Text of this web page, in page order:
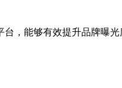
，能够有效提升品牌曝光